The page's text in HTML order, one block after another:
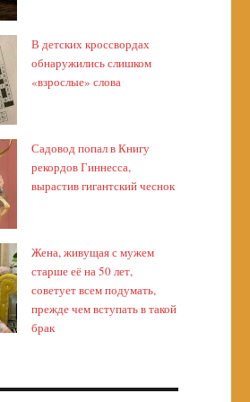
В детских кроссвордах
обнаружились слишком
«взрослые» слова
Садовод попал в Книгу
рекордов Гиннесса,
вырастив гигантский чеснок
Жена, живущая с мужем
старше её на 50 лет,
советует всем подумать,
прежде чем вступать в такой
брак